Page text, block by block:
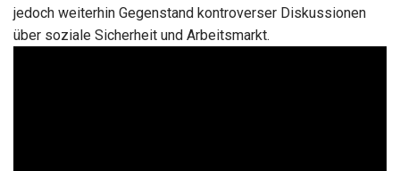
jedoch weiterhin Gegenstand kontroverser Diskussionen
über soziale Sicherheit und Arbeitsmarkt.